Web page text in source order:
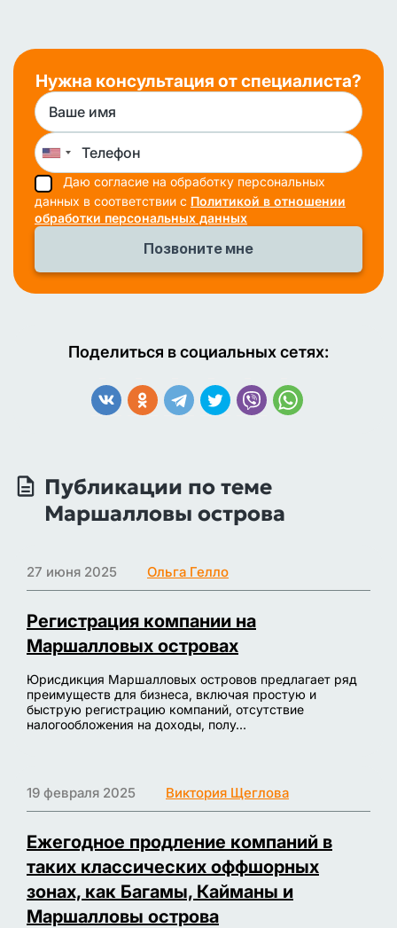
Нужна консультация от специалиста?
Даю согласие на обработку персональных
данных в соответствии с Политикой в отношении
обработки персональных данных
Поделиться в социальных сетях:
Публикации по теме
Маршалловы острова
27 июня 2025 Ольга Гелло
Регистрация компании на
Маршалловых островах
Юрисдикция Маршалловых островов предлагает ряд
преимуществ для бизнеса, включая простую и
быструю регистрацию компаний, отсутствие
налогообложения на доходы, полу...
19 февраля 2025 Виктория Щеглова
Ежегодное продление компаний в
таких классических оффшорных
зонах, как Багамы, Кайманы и
Маршалловы острова